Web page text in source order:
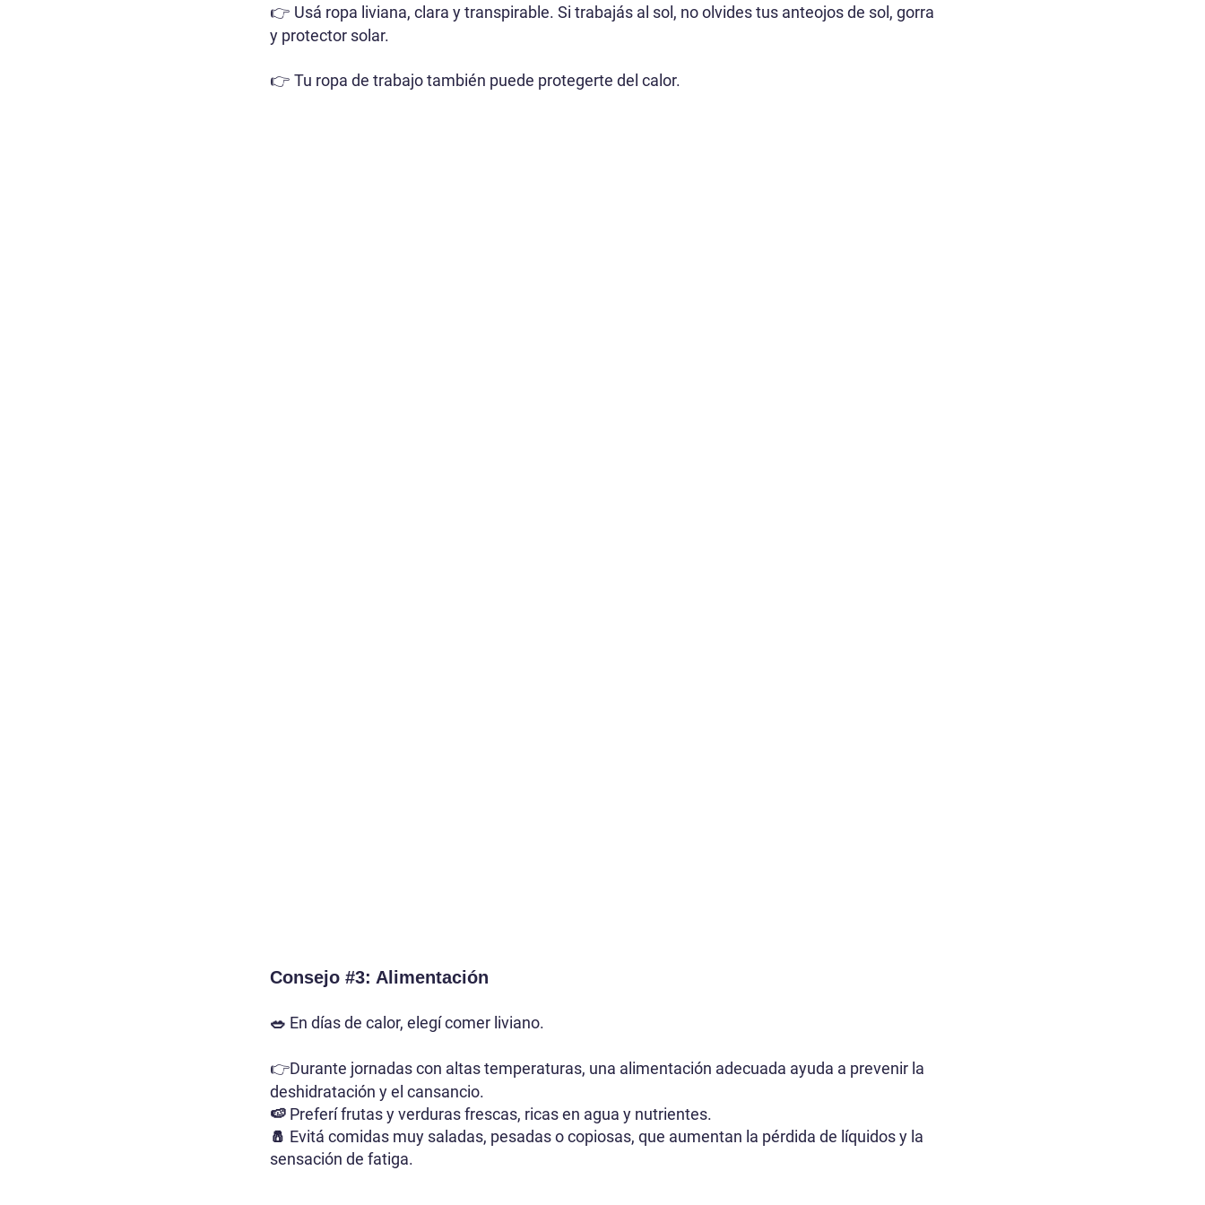
👉 Usá ropa liviana, clara y transpirable. Si trabajás al sol, no olvides tus anteojos de sol, gorra
y protector solar.
👉 Tu ropa de trabajo también puede protegerte del calor.
Consejo #3: Alimentación
🥗 En días de calor, elegí comer liviano.
👉Durante jornadas con altas temperaturas, una alimentación adecuada ayuda a prevenir la
deshidratación y el cansancio.
🍉 Preferí frutas y verduras frescas, ricas en agua y nutrientes.
🧂 Evitá comidas muy saladas, pesadas o copiosas, que aumentan la pérdida de líquidos y la
sensación de fatiga.